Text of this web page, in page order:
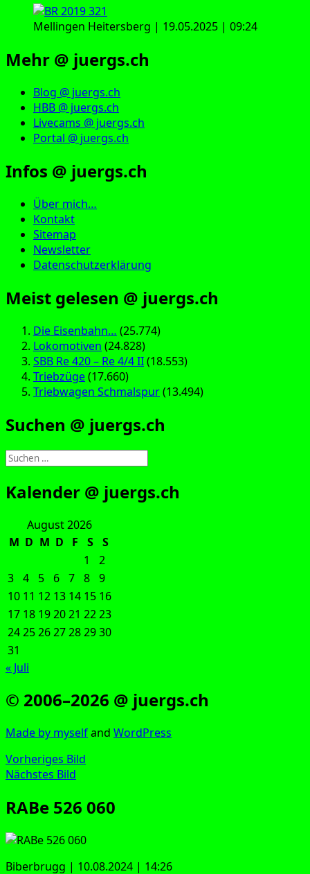
Mellingen Heitersberg | 19.05.2025 | 09:24
Mehr @ juergs.ch
Blog @ juergs.ch
HBB @ juergs.ch
Livecams @ juergs.ch
Portal @ juergs.ch
Infos @ juergs.ch
Über mich…
Kontakt
Sitemap
Newsletter
Datenschutzerklärung
Meist gelesen @ juergs.ch
Die Eisenbahn… (25.774)
Lokomotiven (24.828)
SBB Re 420 – Re 4/4 II(18.553)
Triebzüge(17.660)
Triebwagen Schmalspur(13.494)
Suchen @ juergs.ch
Suchen
nach:
Kalender @ juergs.ch
August 2026
M D M D F S
S
1
2
3 4 5 6 7 8 9
10 11 12 13 14 15 16
17 18 192021 2223
24252627282930
31
« Juli
© 2006–2026 @ juergs.ch
Made by mys­elfand Word­Press
Vorheriges Bild
Nächstes Bild
RABe 526 060
Biber­brugg | 10.08.2024 | 14:26